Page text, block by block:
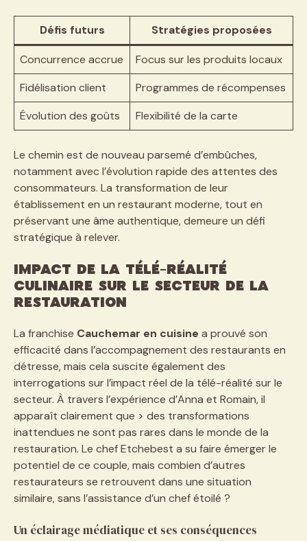
Défis futurs Stratégies proposées
Concurrence accrue
Focus sur les produits locaux
Fidélisation client
Programmes de récompenses
Évolution des goûts
Flexibilité de la carte
Le chemin est de nouveau parsemé d’embûches,
notamment avec l’évolution rapide des attentes des
consommateurs. La transformation de leur
établissement en un restaurant moderne, tout en
préservant une âme authentique, demeure un défi
stratégique à relever.
Impact de la télé-réalité
culinaire sur le secteur de la
restauration
La franchise Cauchemar en cuisine a prouvé son
efficacité dans l’accompagnement des restaurants en
détresse, mais cela suscite également des
interrogations sur l’impact réel de la télé-réalité sur le
secteur. À travers l’expérience d’Anna et Romain, il
apparaît clairement que > des transformations
inattendues ne sont pas rares dans le monde de la
restauration. Le chef Etchebest a su faire émerger le
potentiel de ce couple, mais combien d’autres
restaurateurs se retrouvent dans une situation
similaire, sans l’assistance d’un chef étoilé ?
Un éclairage médiatique et ses conséquences